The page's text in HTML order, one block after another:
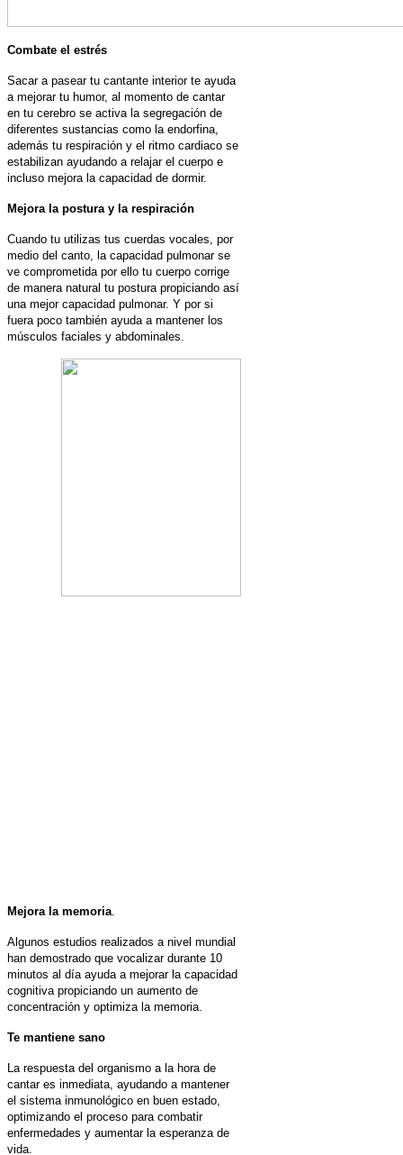
Combate el estrés
Sacar a pasear tu cantante interior te ayuda
a mejorar tu humor, al momento de cantar
en tu cerebro se activa la segregación de
diferentes sustancias como la endorfina,
además tu respiración y el ritmo cardiaco se
estabilizan ayudando a relajar el cuerpo e
incluso mejora la capacidad de dormir.
Mejora la postura y la respiración
Cuando tu utilizas tus cuerdas vocales, por
medio del canto, la capacidad pulmonar se
ve comprometida por ello tu cuerpo corrige
de manera natural tu postura propiciando así
una mejor capacidad pulmonar. Y por si
fuera poco también ayuda a mantener los
músculos faciales y abdominales.
Mejora la memoria
Algunos estudios realizados a nivel mundial
han demostrado que vocalizar durante 10
minutos al día ayuda a mejorar la capacidad
cognitiva propiciando un aumento de
concentración y optimiza la memoria.
Te mantiene sano
La respuesta del organismo a la hora de
cantar es inmediata, ayudando a mantener
el sistema inmunológico en buen estado,
optimizando el proceso para combatir
enfermedades y aumentar la esperanza de
vida.